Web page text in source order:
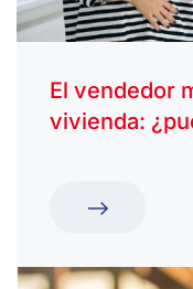
El vendedor
vivienda: